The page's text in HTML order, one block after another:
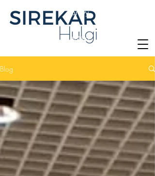
Zprávy
Kontakt
Blog